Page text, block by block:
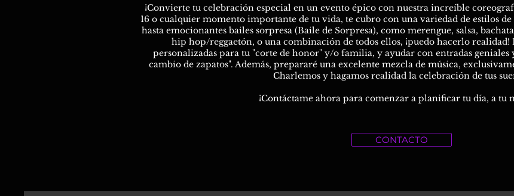
¡Convierte tu celebración especial en un evento épico con nuestra increíble
16 o cualquier momento importante de tu vida, te cubro con una variedad de estilos de
hasta emocionantes bailes sorpresa (Baile de Sorpresa), como merengue, salsa,
hip hop/reggaetón, o una combinación de todos ellos, ¡puedo hacerlo realidad!
personalizadas para tu "corte de honor" y/o familia, y ayudar con entradas geniales
cambio de zapatos". Además, prepararé una excelente mezcla de música,
Charlemos y hagamos realidad la celebración de tus
¡Contáctame ahora para comenzar a planificar tu día, a tu
CONTACTO